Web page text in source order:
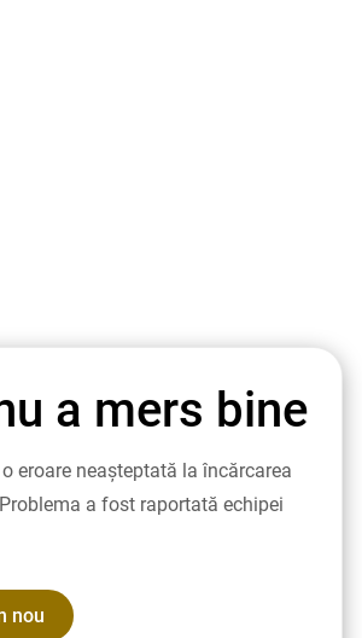
a mers bine
eroare neașteptată la încărcarea
a fost raportată echipei
nou